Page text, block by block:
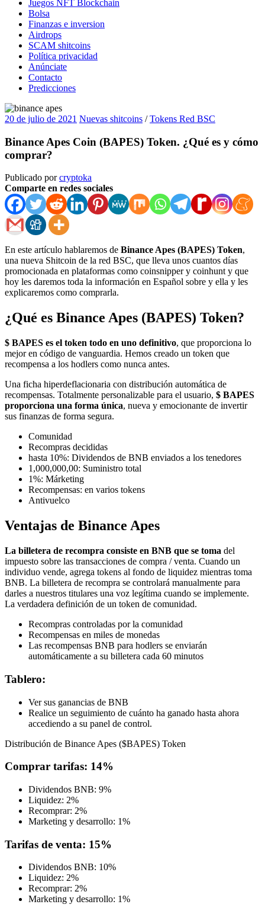
Juegos NFT Blockchain
Bolsa
Finanzas e inversion
Airdrops
SCAM shitcoins
Política privacidad
Anúnciate
Contacto
Predicciones
20 de julio de 2021 Nuevas shitcoins /Tokens Red BSC
Binance Apes Coin (BAPES) Token. ¿Qué es y cómo
comprar?
Publicado porcryptoka
Comparte en redes sociales
En este artículo hablaremos de Binance Apes (BAPES) Token,
una nueva Shitcoin de la red BSC, que lleva unos cuantos días
promocionada en plataformas como coinsnipper y coinhunt y que
hoy les daremos toda la información en Español sobre y ella y les
explicaremos como comprarla.
¿Qué es Binance Apes (BAPES) Token?
$ BAPES es el token todo en uno definitivo, que proporciona lo
mejor en código de vanguardia. Hemos creado un token que
recompensa a los hodlers como nunca antes.
Una ficha hiperdeflacionaria con distribución automática de
recompensas. Totalmente personalizable para el usuario, $ BAPES
proporciona una forma única, nueva y emocionante de invertir
sus finanzas de forma segura.
Comunidad
Recompras decididas
hasta 10%: Dividendos de BNB enviados a los tenedores
1,000,000,00: Suministro total
1%: Márketing
Recompensas: en varios tokens
Antivuelco
Ventajas de Binance Apes
La billetera de recompra consiste en BNB que se toma del
impuesto sobre las transacciones de compra / venta. Cuando un
individuo vende, agrega tokens al fondo de liquidez mientras toma
BNB. La billetera de recompra se controlará manualmente para
darles a nuestros titulares una voz legítima cuando se implemente.
La verdadera definición de un token de comunidad.
Recompras controladas por la comunidad
Recompensas en miles de monedas
Las recompensas BNB para hodlers se enviarán
automáticamente a su billetera cada 60 minutos
Tablero:
Ver sus ganancias de BNB
Realice un seguimiento de cuánto ha ganado hasta ahora
accediendo a su panel de control.
Distribución de Binance Apes ($BAPES) Token
Comprar tarifas: 14%
Dividendos BNB: 9%
Liquidez: 2%
Recomprar: 2%
Marketing y desarrollo: 1%
Tarifas de venta: 15%
Dividendos BNB: 10%
Liquidez: 2%
Recomprar: 2%
Marketing y desarrollo: 1%